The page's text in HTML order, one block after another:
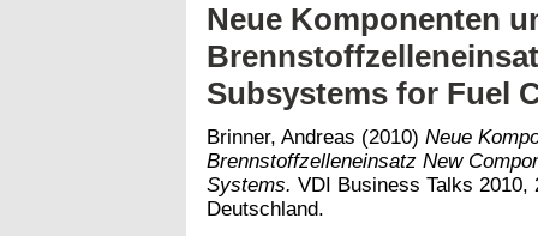
Neue Komponenten
Subsystems for Fuel
Brinner, Andreas (2010) Neue
Brennstoffzelleneinsatz New
Systems. VDI Business Talks 2010,
Deutschland.